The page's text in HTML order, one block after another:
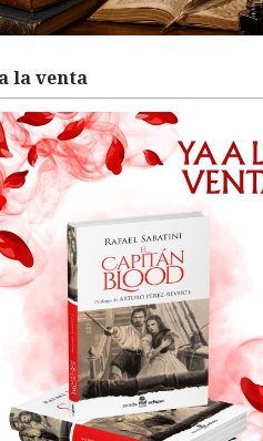
la venta